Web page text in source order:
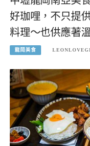
好珈哩，不只提
料理～也供應著
龍岡美食